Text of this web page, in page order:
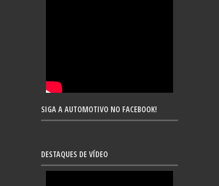
SIGA A AUTOMOTIVO NO FACEBOOK!
DESTAQUES DE VÍDEO